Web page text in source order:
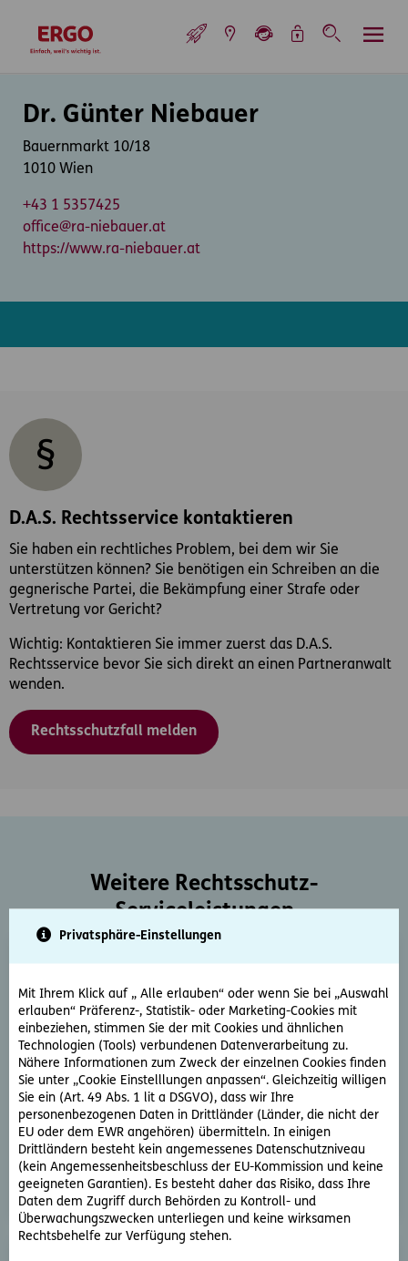
Privatsphäre-Einstellungen
Mit Ihrem Klick auf „ Alle erlauben“ oder wenn Sie bei „Auswahl
erlauben“ Präferenz-, Statistik- oder Marketing-Cookies mit
einbeziehen, stimmen Sie der mit Cookies und ähnlichen
Technologien (Tools) verbundenen Datenverarbeitung zu.
Nähere Informationen zum Zweck der einzelnen Cookies finden
Sie unter „Cookie Einstelllungen anpassen“. Gleichzeitig willigen
Sie ein (Art. 49 Abs. 1 lit a DSGVO), dass wir Ihre
personenbezogenen Daten in Drittländer (Länder, die nicht der
EU oder dem EWR angehören) übermitteln. In einigen
Drittländern besteht kein angemessenes Datenschutzniveau
(kein Angemessenheitsbeschluss der EU-Kommission und keine
geeigneten Garantien). Es besteht daher das Risiko, dass Ihre
Daten dem Zugriff durch Behörden zu Kontroll- und
Überwachungszwecken unterliegen und keine wirksamen
Rechtsbehelfe zur Verfügung stehen.
zur Startseite
Dr. Günter Niebauer
Bauernmarkt 10/18
1010 Wien
+43 1 5357425
office@ra-niebauer.at
https://www.ra-niebauer.at
D.A.S. Rechtsservice kontaktieren
Sie haben ein rechtliches Problem, bei dem wir Sie
unterstützen können? Sie benötigen ein Schreiben an die
gegnerische Partei, die Bekämpfung einer Strafe oder
Vertretung vor Gericht?
Wichtig: Kontaktieren Sie immer zuerst das D.A.S.
Rechtsservice bevor Sie sich direkt an einen Partneranwalt
wenden.
Rechtsschutzfall melden
Weitere Rechtsschutz-
Serviceleistungen
Rechtsberatung
Sie haben ein rechtliche Frage? Unsere Rechtsexperten
beantworten diese gerne und schnell.
Rechtsfrage stellen